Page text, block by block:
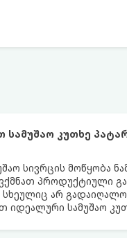
კუთხე
სივრცის მოწყობა
პროდუქტიული
არ
იდეალური სამუშაო